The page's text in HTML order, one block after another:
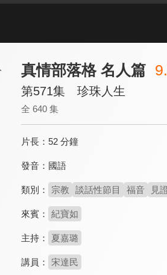
真情部落格 名人篇
第571集 珍珠人生
全 640 集
片長： 52 分鐘
發音： 國語
類別： 宗教 談話性節目 福音 見
來賓： 紀寶如
主持： 夏嘉璐
講員： 宋達民